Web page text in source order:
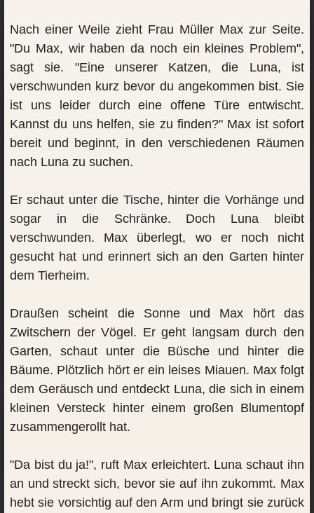
Nach einer Weile zieht Frau Müller Max zur Seite.
"Du Max, wir haben da noch ein kleines Problem",
sagt sie. "Eine unserer Katzen, die Luna, ist
verschwunden kurz bevor du angekommen bist. Sie
ist uns leider durch eine offene Türe entwischt.
Kannst du uns helfen, sie zu finden?" Max ist sofort
bereit und beginnt, in den verschiedenen Räumen
nach Luna zu suchen.
Er schaut unter die Tische, hinter die Vorhänge und
sogar in die Schränke. Doch Luna bleibt
verschwunden. Max überlegt, wo er noch nicht
gesucht hat und erinnert sich an den Garten hinter
dem Tierheim.
Draußen scheint die Sonne und Max hört das
Zwitschern der Vögel. Er geht langsam durch den
Garten, schaut unter die Büsche und hinter die
Bäume. Plötzlich hört er ein leises Miauen. Max folgt
dem Geräusch und entdeckt Luna, die sich in einem
kleinen Versteck hinter einem großen Blumentopf
zusammengerollt hat.
"Da bist du ja!", ruft Max erleichtert. Luna schaut ihn
an und streckt sich, bevor sie auf ihn zukommt. Max
hebt sie vorsichtig auf den Arm und bringt sie zurück